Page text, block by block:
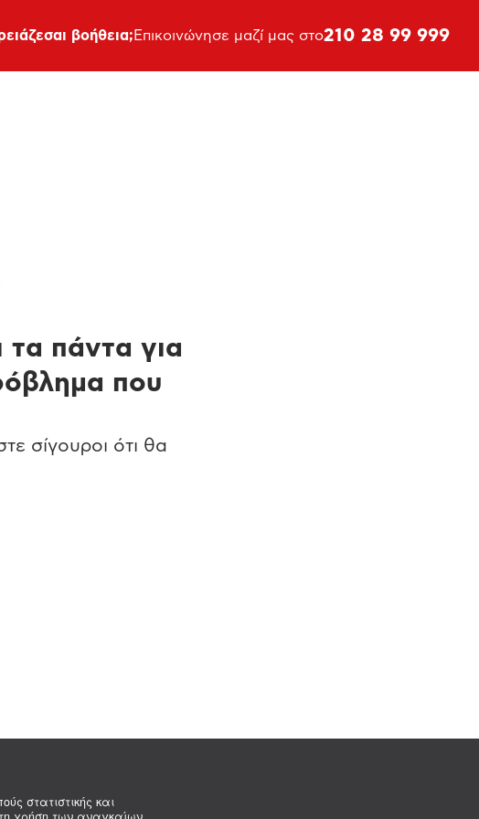
στατιστικής και
βοήθεια; Επικοινώνησε μαζί μας στο210 28 99 999
τα πάντα για
που
σίγουροι ότι θα